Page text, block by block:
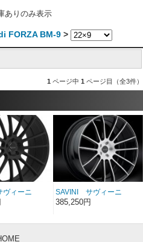
ありのみ表示
FORZA BM-9 >
1 ページ中 1 ページ目（全3件）
ヴィーニ
BM-
SAVINI サヴィーニ
BLACK di FORZA BM-
385,250円